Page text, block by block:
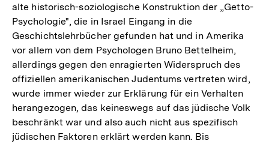
alte historisch-soziologische Konstruktion der „Getto-
Psychologie", die in Israel Eingang in die
Geschichtslehrbücher gefunden hat und in Amerika
vor allem von dem Psychologen Bruno Bettelheim,
allerdings gegen den enragierten Widerspruch des
offiziellen amerikanischen Judentums vertreten wird,
wurde immer wieder zur Erklärung für ein Verhalten
herangezogen, das keineswegs auf das jüdische Volk
beschränkt war und also auch nicht aus spezifisch
jüdischen Faktoren erklärt werden kann. Bis